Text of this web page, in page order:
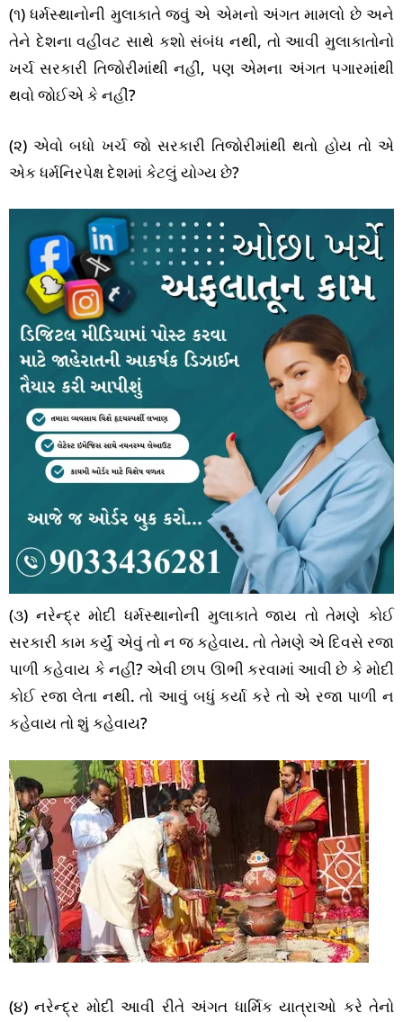
(૧) ધર્મસ્થાનોની મુલાકાતે જવું એ એમનો અંગત મામલો છે અને
તેને દેશના વહીવટ સાથે કશો સંબંધ નથી, તો આવી મુલાકાતોનો
ખર્ચ સરકારી તિજોરીમાંથી નહીં, પણ એમના અંગત પગારમાંથી
થવો જોઈએ કે નહીં?
(૨) એવો બધો ખર્ચ જો સરકારી તિજોરીમાંથી થતો હોય તો એ
એક ધર્મનિરપેક્ષ દેશમાં કેટલું યોગ્ય છે?
(૩) નરેન્દ્ર મોદી ધર્મસ્થાનોની મુલાકાતે જાય તો તેમણે કોઈ
સરકારી કામ કર્યું એવું તો ન જ કહેવાય. તો તેમણે એ દિવસે રજા
પાળી કહેવાય કે નહીં? એવી છાપ ઊભી કરવામાં આવી છે કે મોદી
કોઈ રજા લેતા નથી. તો આવું બધું કર્યા કરે તો એ રજા પાળી ન
કહેવાય તો શું કહેવાય?
(૪) નરેન્દ્ર મોદી આવી રીતે અંગત ધાર્મિક યાત્રાઓ કરે તેનો